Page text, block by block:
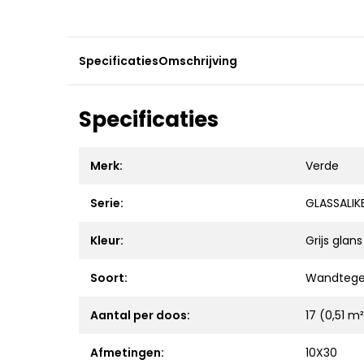
SpecificatiesOmschrijving
Specificaties
Merk: Verde
Serie:
Kleur: Grijs glans
Soort:
Aantal per doos: 17 (0,51
Afmetingen: 10X30